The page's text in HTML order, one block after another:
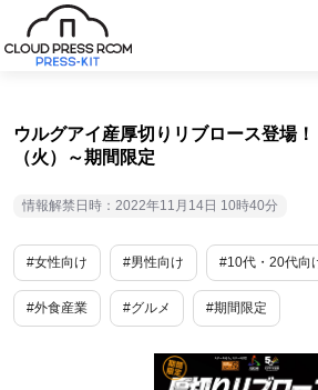
ウルグアイ産厚切りリブロース登場
（火）～期間限定
情報解禁日時：2022年11月14日 10時40分
#女性向け #男性向け #10代・20代向
#外食産業 #グルメ #期間限定